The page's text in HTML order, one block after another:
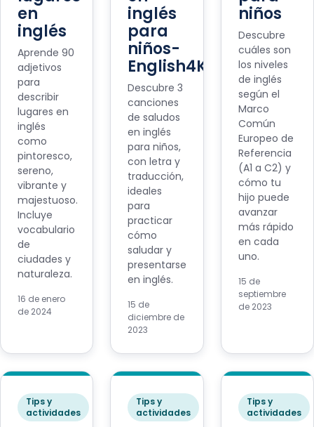
en
inglés
Aprende 90
adjetivos
para
describir
lugares en
inglés
como
pintoresco,
sereno,
vibrante y
majestuoso.
Incluye
vocabulario
de
ciudades y
naturaleza.
16 de enero
de 2024
inglés
para
niños-
English4Kids
Descubre 3
canciones
de saludos
en inglés
para niños,
con letra y
traducción,
ideales
para
practicar
cómo
saludar y
presentarse
en inglés.
15 de
diciembre de
2023
niños
Descubre
cuáles son
los niveles
de inglés
según el
Marco
Común
Europeo de
Referencia
(A1 a C2) y
cómo tu
hijo puede
avanzar
más rápido
en cada
uno.
15 de
septiembre
de 2023
Tips y
actividades
Tips y
actividades
Tips y
actividades